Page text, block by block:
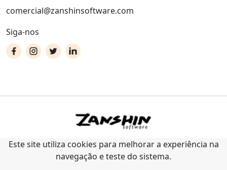
comercial@zanshinsoftware.com
Siga-nos
Este site utiliza cookies para melhorar a experiência na
navegação e teste do sistema.